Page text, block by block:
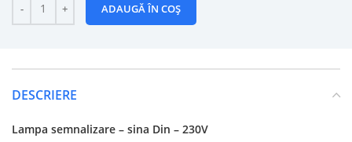
ADAUGĂ ÎN COȘ
DESCRIERE
Lampa semnalizare – sina Din – 230V